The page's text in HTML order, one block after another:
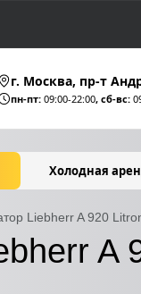
г. Москва, пр-т
пн-пт: 09:00-22:00, сб-вс:
Холодная
A
Liebherr A 920